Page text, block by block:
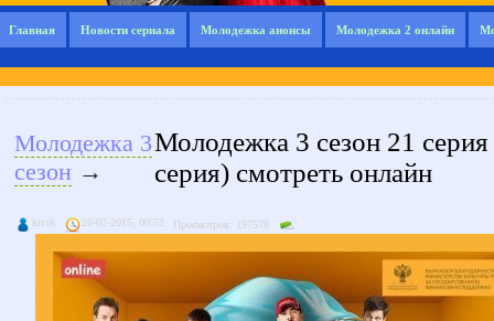
Главная Новости сериала Молодежка анонсы Молодежка 2 онлайн
Молодежка 3
сезон →
Молодежка 3 сезон 21
серия) смотреть онлайн
kivik 26-02-2015, 00:52 Просмотров: 197578